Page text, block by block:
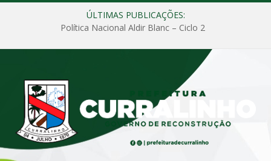
ÚLTIMAS PUBLICAÇÕES:
Política Nacional Aldir Blanc – Ciclo 2